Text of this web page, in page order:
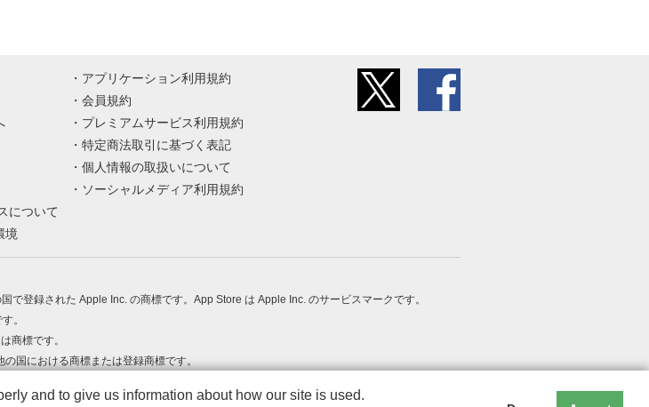
について
境
アプリケーション利用規約
会員規約
プレミアムサービス利用規約
特定商法取引に基づく表記
個人情報の取扱いについて
ソーシャルメディア利用規約
登録された Apple Inc. の商標です。App Store は Apple Inc. のサービスマークです。
。
商標です。
国における商標または登録商標です。
and to give us information about how our site is used.